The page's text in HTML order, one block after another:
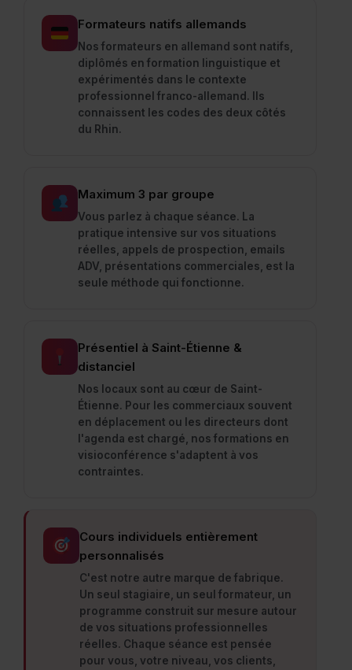
Formateurs natifs allemands
Nos formateurs en allemand sont natifs,
diplômés en formation linguistique et
expérimentés dans le contexte
professionnel franco-allemand. Ils
connaissent les codes des deux côtés
du Rhin.
Maximum 3 par groupe
Vous parlez à chaque séance. La
pratique intensive sur vos situations
réelles, appels de prospection, emails
ADV, présentations commerciales, est la
seule méthode qui fonctionne.
Présentiel à Saint-Étienne &
distanciel
Nos locaux sont au cœur de Saint-
Étienne. Pour les commerciaux souvent
en déplacement ou les directeurs dont
l'agenda est chargé, nos formations en
visioconférence s'adaptent à vos
contraintes.
Cours individuels entièrement
personnalisés
C'est notre autre marque de fabrique.
Un seul stagiaire, un seul formateur, un
programme construit sur mesure autour
de vos situations professionnelles
réelles. Chaque séance est pensée
pour vous, votre niveau, vos clients,